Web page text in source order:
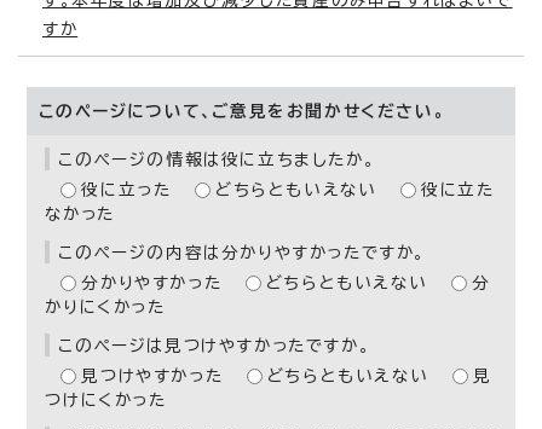
すか
このページについて、ご意見をお聞かせください。
このページの情報は役に立ちましたか。
役に立った
どちらともいえない
役に立た
なかった
このページの内容は分かりやすかったですか。
分かりやすかった
どちらともいえない
分
かりにくかった
このページは見つけやすかったですか。
見つけやすかった
どちらともいえない
見
つけにくかった